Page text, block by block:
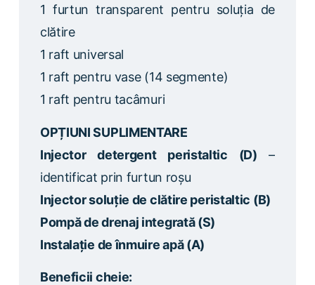
1 furtun transparent pentru soluția de
clătire
1 raft universal
1 raft pentru vase (14 segmente)
1 raft pentru tacâmuri
OPȚIUNI SUPLIMENTARE
Injector detergent peristaltic (D) –
identificat prin furtun roșu
Injector soluție de clătire peristaltic (B)
Pompă de drenaj integrată (S)
Instalație de înmuire apă (A)
Beneficii cheie: